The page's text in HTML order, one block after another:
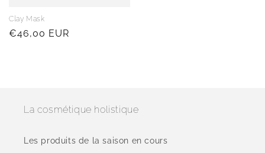
Clay Mask
Regular
€46,00 EUR
La cosmétique holistique
Les produits de la saison en cours